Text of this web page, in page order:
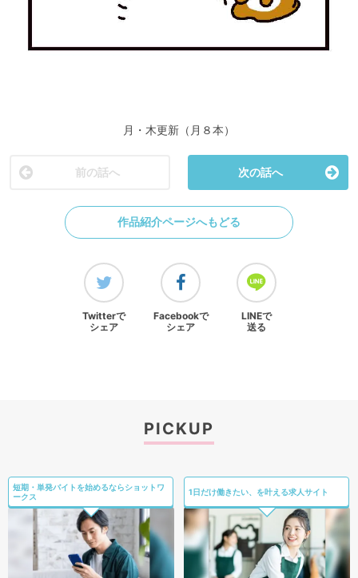
月・木更新（月８本）
前の話へ 次の話へ
作品紹介ページへもどる
Twitterで
シェア
Facebookで
シェア
LINEで
送る
PICKUP
短期・単発バイトを始めるならショットワ
ークス
1日だけ働きたい、を叶える求人サイト